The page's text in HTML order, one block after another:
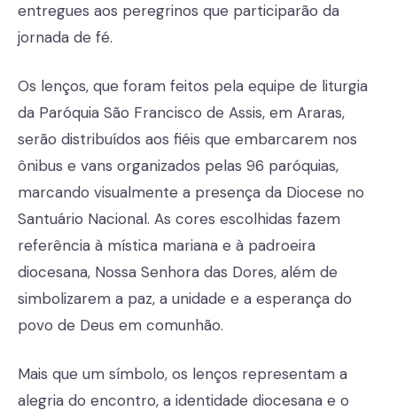
entregues aos peregrinos que participarão da
jornada de fé.
Os lenços, que foram feitos pela equipe de liturgia
da Paróquia São Francisco de Assis, em Araras,
serão distribuídos aos fiéis que embarcarem nos
ônibus e vans organizados pelas 96 paróquias,
marcando visualmente a presença da Diocese no
Santuário Nacional. As cores escolhidas fazem
referência à mística mariana e à padroeira
diocesana, Nossa Senhora das Dores, além de
simbolizarem a paz, a unidade e a esperança do
povo de Deus em comunhão.
Mais que um símbolo, os lenços representam a
alegria do encontro, a identidade diocesana e o